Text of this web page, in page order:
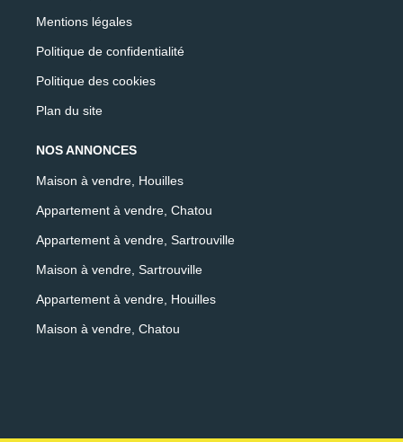
Mentions légales
Politique de confidentialité
Politique des cookies
Plan du site
NOS ANNONCES
Maison à vendre, Houilles
Appartement à vendre, Chatou
Appartement à vendre, Sartrouville
Maison à vendre, Sartrouville
Appartement à vendre, Houilles
Maison à vendre, Chatou